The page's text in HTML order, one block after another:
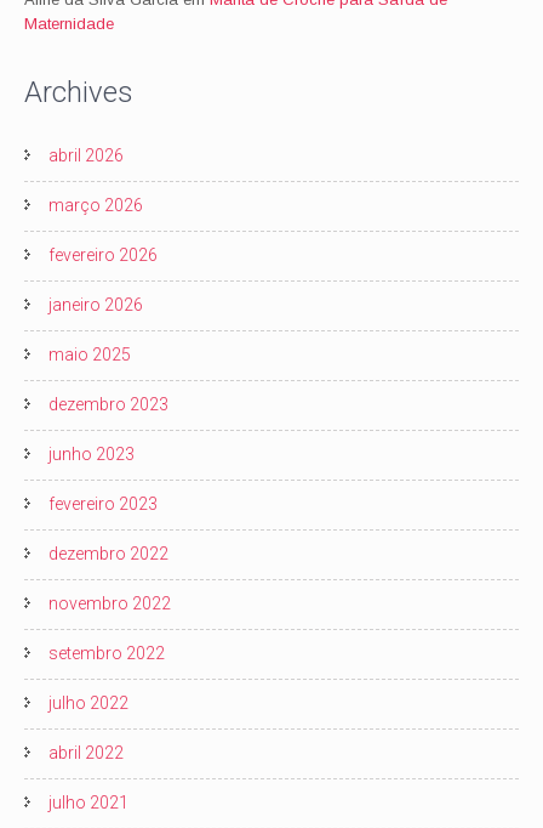
Maternidade
Archives
abril 2026
março 2026
fevereiro 2026
janeiro 2026
maio 2025
dezembro 2023
junho 2023
fevereiro 2023
dezembro 2022
novembro 2022
setembro 2022
julho 2022
abril 2022
julho 2021